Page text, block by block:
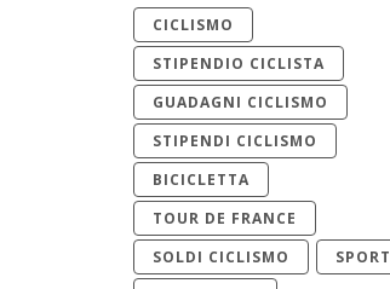
CICLISMO
STIPENDIO CICLISTA
GUADAGNI CICLISMO
STIPENDI CICLISMO
BICICLETTA
TOUR DE FRANCE
SOLDI CICLISMO
SPORT